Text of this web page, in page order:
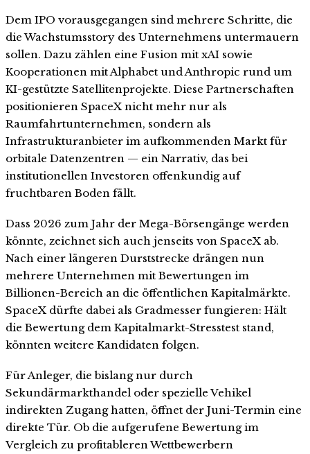
Dem IPO vorausgegangen sind mehrere Schritte, die
die Wachstumsstory des Unternehmens untermauern
sollen. Dazu zählen eine Fusion mit xAI sowie
Kooperationen mit Alphabet und Anthropic rund um
KI-gestützte Satellitenprojekte. Diese Partnerschaften
positionieren SpaceX nicht mehr nur als
Raumfahrtunternehmen, sondern als
Infrastrukturanbieter im aufkommenden Markt für
orbitale Datenzentren — ein Narrativ, das bei
institutionellen Investoren offenkundig auf
fruchtbaren Boden fällt.
Dass 2026 zum Jahr der Mega-Börsengänge werden
könnte, zeichnet sich auch jenseits von SpaceX ab.
Nach einer längeren Durststrecke drängen nun
mehrere Unternehmen mit Bewertungen im
Billionen-Bereich an die öffentlichen Kapitalmärkte.
SpaceX dürfte dabei als Gradmesser fungieren: Hält
die Bewertung dem Kapitalmarkt-Stresstest stand,
könnten weitere Kandidaten folgen.
Für Anleger, die bislang nur durch
Sekundärmarkthandel oder spezielle Vehikel
indirekten Zugang hatten, öffnet der Juni-Termin eine
direkte Tür. Ob die aufgerufene Bewertung im
Vergleich zu profitableren Wettbewerbern